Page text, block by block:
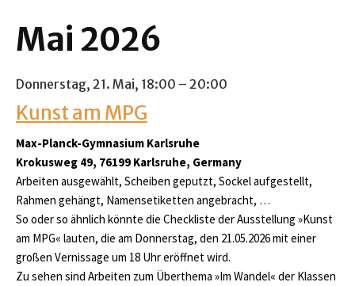
Mai 2026
Donnerstag, 21. Mai, 18:00 – 20:00
Kunst am MPG
Max-Planck-Gymnasium Karlsruhe
Krokusweg 49, 76199 Karlsruhe, Germany
Arbeiten ausgewählt, Scheiben geputzt, Sockel aufgestellt,
Rahmen gehängt, Namensetiketten angebracht, …
So oder so ähnlich könnte die Checkliste der Ausstellung »Kunst
am MPG« lauten, die am Donnerstag, den 21.05.2026 mit einer
großen Vernissage um 18 Uhr eröffnet wird.
Zu sehen sind Arbeiten zum Überthema »Im Wandel« der Klassen